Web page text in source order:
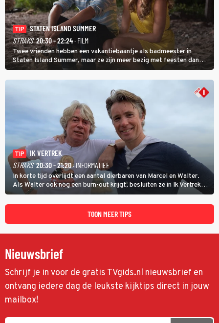
TIP
STATEN ISLAND SUMMER
STRAKS 20:30 - 22:24· FILM
Twee vrienden hebben een vakantiebaantje als badmeester in
Staten Island Summer, maar ze zijn meer bezig met feesten dan
met werken.
TIP
IK VERTREK
STRAKS 20:30 - 21:20· INFORMATIEF
In korte tijd overlijdt een aantal dierbaren van Marcel en Walter.
Als Walter ook nog een burn-out krijgt, besluiten ze in Ik Vertrek
een nieuwe start te maken door een B&B in Spanje te openen, waar
ze een moeizame start beleven. (HH)
TOON MEER TIPS
Nieuwsbrief
Schrijf je in voor de gratis TVgids.nl nieuwsbrief en
ontvang iedere dag de leukste kijktips direct in jouw
mailbox!